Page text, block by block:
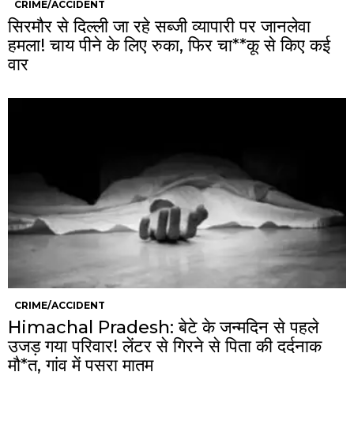
CRIME/ACCIDENT
सिरमौर से दिल्ली जा रहे सब्जी व्यापारी पर जानलेवा
हमला! चाय पीने के लिए रुका, फिर चा**कू से किए कई
वार
CRIME/ACCIDENT
Himachal Pradesh: बेटे के जन्मदिन से पहले
उजड़ गया परिवार! लेंटर से गिरने से पिता की दर्दनाक
मौ*त, गांव में पसरा मातम